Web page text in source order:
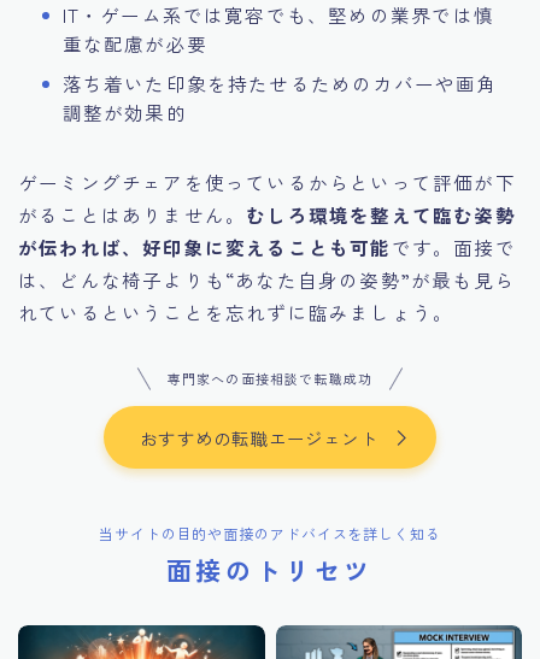
IT・ゲーム系では寛容でも、堅めの業界では慎
重な配慮が必要
落ち着いた印象を持たせるためのカバーや画角
調整が効果的
ゲーミングチェアを使っているからといって評価が下
がることはありません。 むしろ環境を整えて臨む姿勢
が伝われば、好印象に変えることも可能です。面接で
は、どんな椅子よりも“あなた自身の姿勢”が最も見ら
れているということを忘れずに臨みましょう。
専門家への面接相談で転職成功
おすすめの転職エージェント
当サイトの目的や面接のアドバイスを詳しく知る
面接のトリセツ